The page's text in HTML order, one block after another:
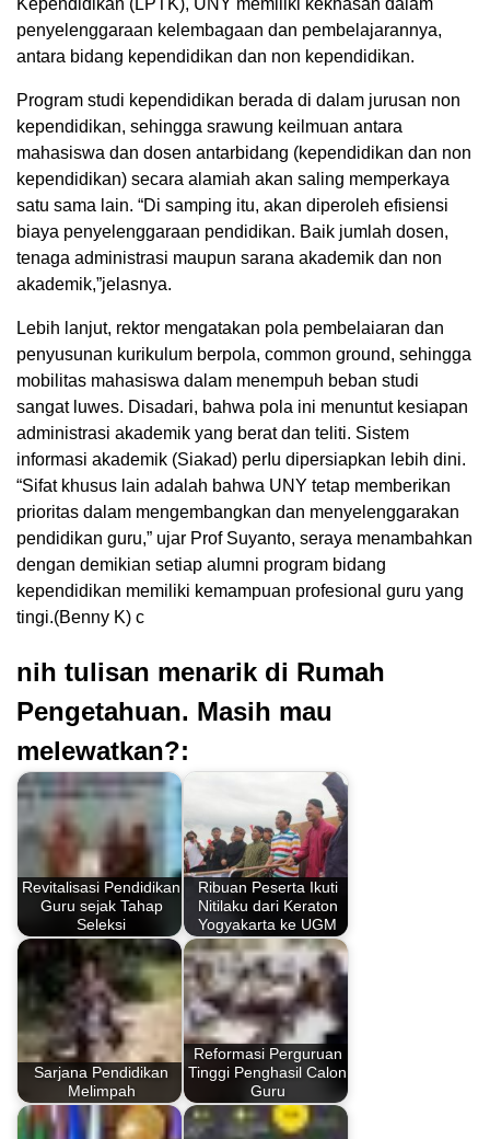
Kependidikan (LPTK), UNY memiliki kekhasan dalam
penyelenggaraan kelembagaan dan pembelajarannya,
antara bidang kependidikan dan non kependidikan.
Program studi kependidikan berada di dalam jurusan non
kependidikan, sehingga srawung keilmuan antara
mahasiswa dan dosen antarbidang (kependidikan dan non
kependidikan) secara alamiah akan saling memperkaya
satu sama lain. “Di samping itu, akan diperoleh efisiensi
biaya penyelenggaraan pendidikan. Baik jumlah dosen,
tenaga administrasi maupun sarana akademik dan non
akademik,”jelasnya.
Lebih lanjut, rektor mengatakan pola pembelaiaran dan
penyusunan kurikulum berpola, common ground, sehingga
mobilitas mahasiswa dalam menempuh beban studi
sangat luwes. Disadari, bahwa pola ini menuntut kesiapan
administrasi akademik yang berat dan teliti. Sistem
informasi akademik (Siakad) perIu dipersiapkan lebih dini.
“Sifat khusus lain adalah bahwa UNY tetap memberikan
prioritas dalam mengembangkan dan menyelenggarakan
pendidikan guru,” ujar Prof Suyanto, seraya menambahkan
dengan demikian setiap alumni program bidang
kependidikan memiliki kemampuan profesional guru yang
tingi.(Benny K) c
nih tulisan menarik di Rumah
Pengetahuan. Masih mau
melewatkan?:
Revitalisasi Pendidikan
Guru sejak Tahap
Seleksi
Ribuan Peserta Ikuti
Nitilaku dari Keraton
Yogyakarta ke UGM
Sarjana Pendidikan
Melimpah
Reformasi Perguruan
Tinggi Penghasil Calon
Guru